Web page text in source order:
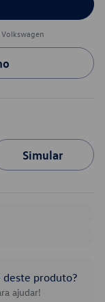
Simular
deste produto?
ajudar!